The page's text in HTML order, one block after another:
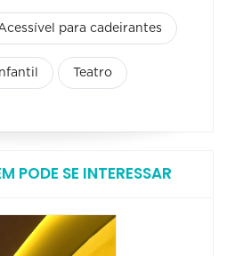
para cadeirantes
Teatro
PODE SE INTERESSAR